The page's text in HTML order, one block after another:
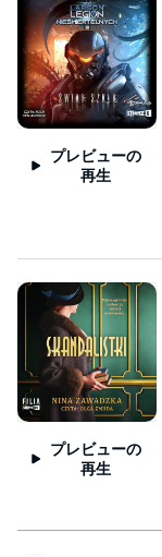
プレビューの
再生
プレビューの
再生